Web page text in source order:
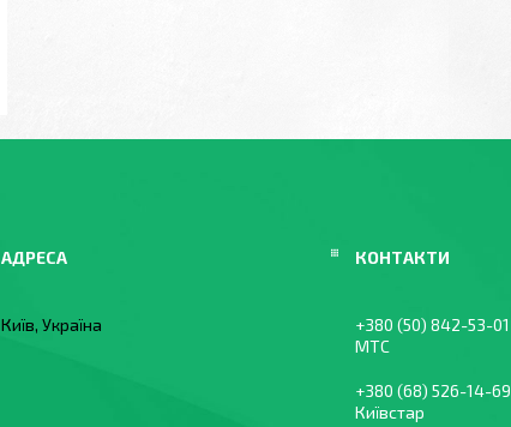
Київ, Україна
+380 (50) 842-53-01
МТС
+380 (68) 526-14-69
Київстар